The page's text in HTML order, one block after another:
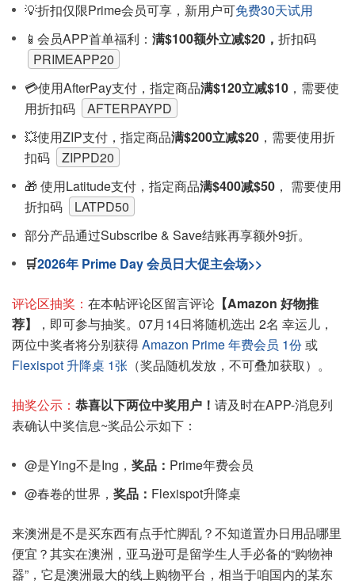
💡折扣仅限Prime会员可享，新用户可免费30天试用
📱会员APP首单福利： 满$100额外立减$20， 折扣码
PRIMEAPP20
💳使用AfterPay支付，指定商品满$120立减$10 ，需要使
用折扣码
AFTERPAYPD
💥使用ZIP支付，指定商品满$200立减$20 ，需要使用折
扣码
ZIPPD20
🎁 使用Latitude支付，指定商品满$400减$50 ， 需要使用
折扣码
LATPD50
部分产品通过Subscribe & Save结账再享额外9折。
🛒2026年 Prime Day 会员日大促主会场>>
评论区抽奖： 在本帖评论区留言评论 【Amazon 好物推
荐】
，即可参与抽奖。07月14日将随机选出 2名 幸运儿，
两位中奖者将分别获得Amazon Prime 年费会员 1份或
Flexispot 升降桌 1张 （奖品随机发放，不可叠加获取）。
抽奖公示： 恭喜以下两位中奖用户！ 请及时在APP-消息列
表确认中奖信息~奖品公示如下：
@是Ying不是Ing， 奖品： Prime年费会员
@春卷的世界， 奖品： Flexispot升降桌
来澳洲是不是买东西有点手忙脚乱？不知道置办日用品哪里
便宜？其实在澳洲，亚马逊可是留学生人手必备的“购物神
器”，它是澳洲最大的线上购物平台，相当于咱国内的某东